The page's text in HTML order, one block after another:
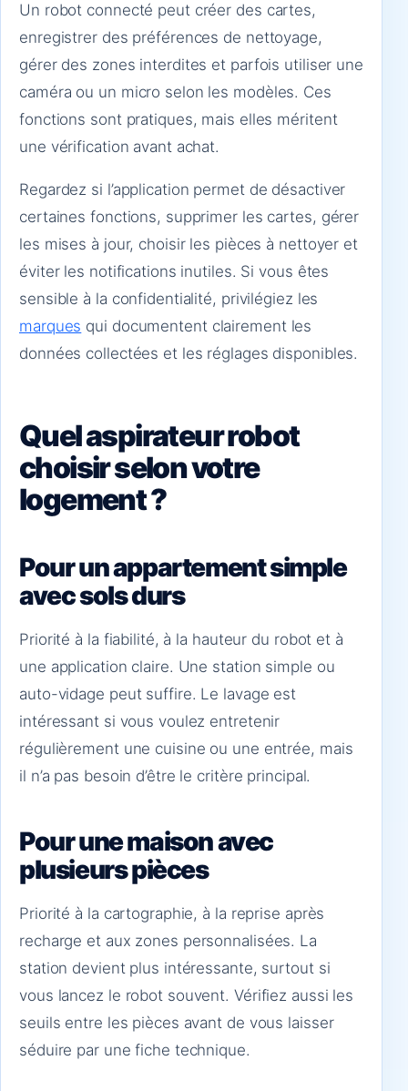
Un robot connecté peut créer des cartes,
enregistrer des préférences de nettoyage,
gérer des zones interdites et parfois utiliser une
caméra ou un micro selon les modèles. Ces
fonctions sont pratiques, mais elles méritent
une vérification avant achat.
Regardez si l’application permet de désactiver
certaines fonctions, supprimer les cartes, gérer
les mises à jour, choisir les pièces à nettoyer et
éviter les notifications inutiles. Si vous êtes
sensible à la confidentialité, privilégiez les
marques qui documentent clairement les
données collectées et les réglages disponibles.
Quel aspirateur robot
choisir selon votre
logement ?
Pour un appartement simple
avec sols durs
Priorité à la fiabilité, à la hauteur du robot et à
une application claire. Une station simple ou
auto-vidage peut suffire. Le lavage est
intéressant si vous voulez entretenir
régulièrement une cuisine ou une entrée, mais
il n’a pas besoin d’être le critère principal.
Pour une maison avec
plusieurs pièces
Priorité à la cartographie, à la reprise après
recharge et aux zones personnalisées. La
station devient plus intéressante, surtout si
vous lancez le robot souvent. Vérifiez aussi les
seuils entre les pièces avant de vous laisser
séduire par une fiche technique.